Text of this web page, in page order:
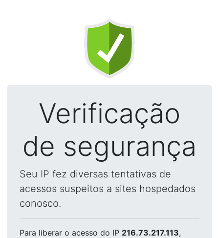
Verificação
de segurança
Seu IP fez diversas tentativas de
acessos suspeitos a sites hospedados
conosco.
Para liberar o acesso do IP 216.73.217.113,